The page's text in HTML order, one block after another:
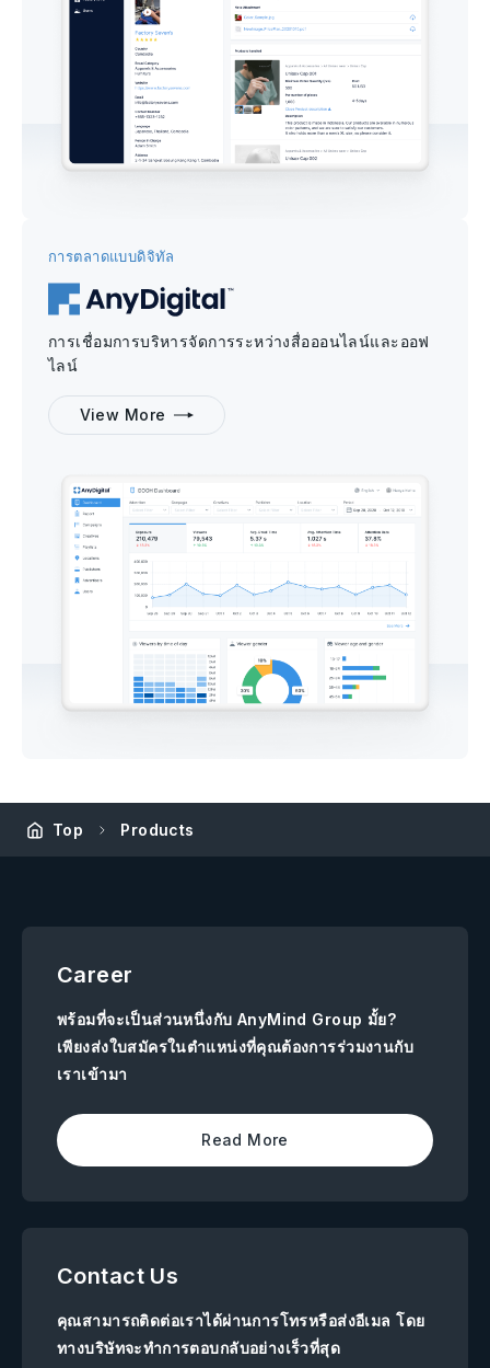
การตลาดแบบดิจิทัล
การเชื่อมการบริหารจัดการระหว่างสื่อออนไลน์และออฟ
ไลน์
View More
Top Products
Career
พร้อมที่จะเป็นส่วนหนึ่งกับ AnyMind Group มั้ย?
เพียงส่งใบสมัครในตำแหน่งที่คุณต้องการร่วมงานกับ
เราเข้ามา
Read More
Contact Us
คุณสามารถติดต่อเราได้ผ่านการโทรหรือส่งอีเมล โดย
ทางบริษัทจะทำการตอบกลับอย่างเร็วที่สุด